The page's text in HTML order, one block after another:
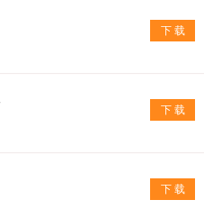
下 载
下 载
下 载